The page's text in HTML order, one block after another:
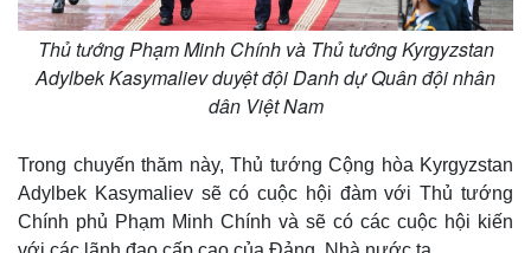
Chứng khoán
Giá cà phê
Thủ tướng Phạm Minh Chính và Thủ tướng Kyrgyzstan
Adylbek Kasymaliev duyệt đội Danh dự Quân đội nhân
dân Việt Nam
Trong chuyến thăm này, Thủ tướng Cộng hòa Kyrgyzstan
Adylbek Kasymaliev sẽ có cuộc hội đàm với Thủ tướng
Chính phủ Phạm Minh Chính và sẽ có các cuộc hội kiến